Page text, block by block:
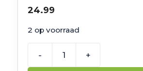
24.99
2 op voorraad
- +